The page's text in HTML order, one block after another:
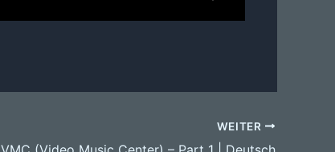
WEITER